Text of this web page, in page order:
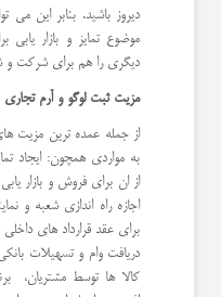
دیروز باشید. بنابر این
موضوع تمایز و بازار
دیگری را هم برای شرکت
مزیت ثبت لوگو و آرم تجاری
از جمله عمده ترین مزیت
به مواردی همچون: ایجاد
از ان برای فروش و بازار
اجازه راه اندازی شعبه و
برای عقد قرارداد های داخلی
دریافت وام و تسهیلات
کالا ها توسط مشتریان،